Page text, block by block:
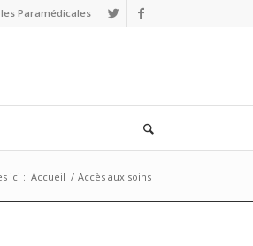
Paramédicales
ici : Accueil / Accès aux soins